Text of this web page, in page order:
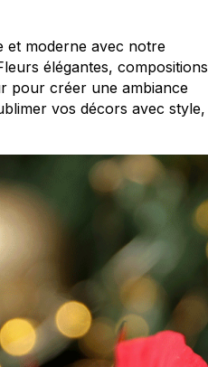
et moderne avec notre
élégantes, compositions
pour créer une ambiance
vos décors avec style,